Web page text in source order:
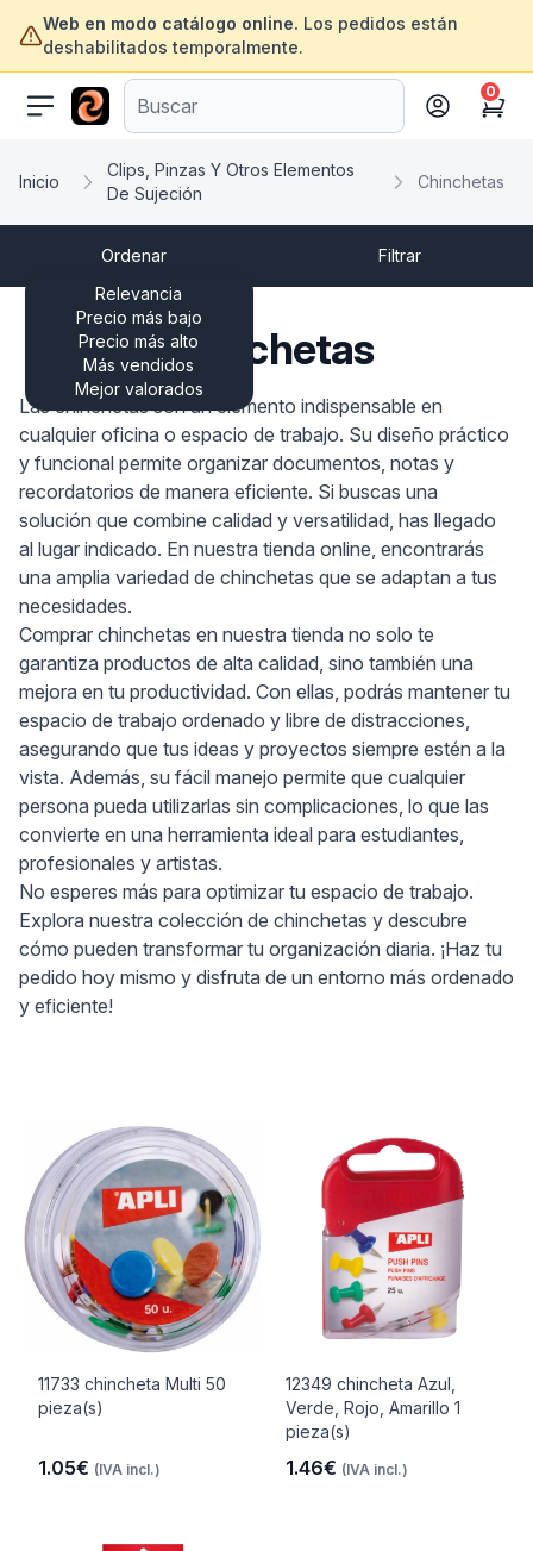
Web en modo catálogo online. Los pedidos están
deshabilitados temporalmente.
ofertasinformatica.com
Cart
0
Inicio
Clips, Pinzas Y Otros Elementos
De Sujeción
Chinchetas
Ordenar
Relevancia
Precio más bajo
Precio más alto
Más vendidos
Mejor valorados
Filtrar
Chinchetas
Las chinchetas son un elemento indispensable en
cualquier oficina o espacio de trabajo. Su diseño práctico
y funcional permite organizar documentos, notas y
recordatorios de manera eficiente. Si buscas una
solución que combine calidad y versatilidad, has llegado
al lugar indicado. En nuestra tienda online, encontrarás
una amplia variedad de chinchetas que se adaptan a tus
necesidades.
Comprar chinchetas en nuestra tienda no solo te
garantiza productos de alta calidad, sino también una
mejora en tu productividad. Con ellas, podrás mantener tu
espacio de trabajo ordenado y libre de distracciones,
asegurando que tus ideas y proyectos siempre estén a la
vista. Además, su fácil manejo permite que cualquier
persona pueda utilizarlas sin complicaciones, lo que las
convierte en una herramienta ideal para estudiantes,
profesionales y artistas.
No esperes más para optimizar tu espacio de trabajo.
Explora nuestra colección de chinchetas y descubre
cómo pueden transformar tu organización diaria. ¡Haz tu
pedido hoy mismo y disfruta de un entorno más ordenado
y eficiente!
11733 chincheta Multi 50
pieza(s)
1.05€ (IVA incl.)
12349 chincheta Azul,
Verde, Rojo, Amarillo 1
pieza(s)
1.46€ (IVA incl.)